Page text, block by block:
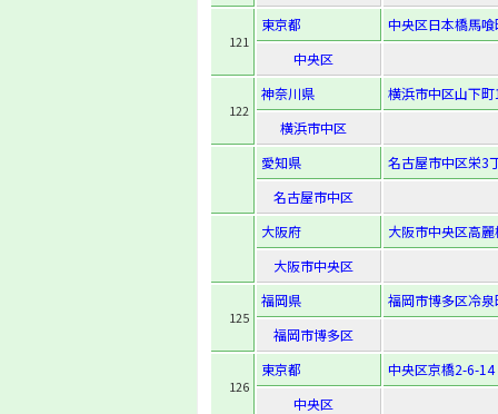
121
東京都
中央区日本橋馬
中央区
122
神奈川県
横浜市中区山下
横浜市中区
愛知県
名古屋市中区栄3
名古屋市中区
大阪府
大阪市中央区高
大阪市中央区
125
福岡県
福岡市博多区冷
福岡市博多区
126
東京都
中央区京橋2-6-14
中央区